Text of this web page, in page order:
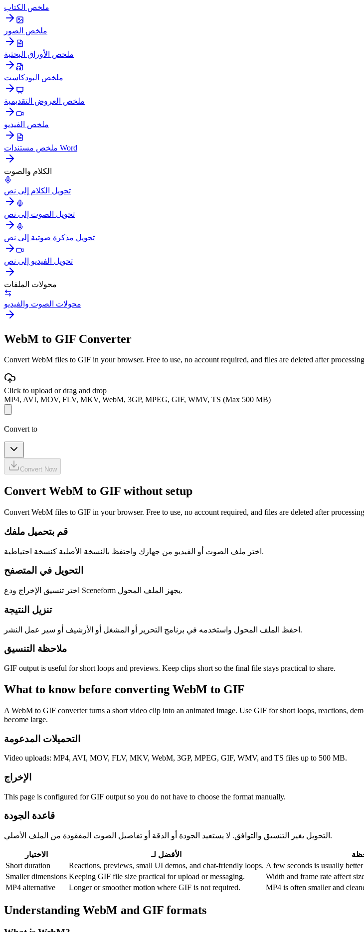
ملخص الكتاب
ملخص الصور
ملخص الأوراق البحثية
ملخص البودكاست
ملخص العروض التقديمية
ملخص الفيديو
ملخص مستندات Word
الكلام والصوت
تحويل الكلام إلى نص
تحويل الصوت إلى نص
تحويل مذكرة صوتية إلى نص
تحويل الفيديو إلى نص
محولات الملفات
محولات الصوت والفيديو
WebM to GIF Converter
Convert WebM files to GIF in your browser. Free to use, no account required, and files are deleted after
Click to upload or drag and drop
MP4, AVI, MOV, FLV, MKV, WebM, 3GP, MPEG, GIF, WMV, TS (Max 500 MB)
Convert to
Convert Now
Convert WebM to GIF without setup
Convert WebM files to GIF in your browser. Free to use, no account required, and files are deleted after
قم بتحميل ملفك
اختر ملف الصوت أو الفيديو من جهازك واحتفظ بالنسخة الأصلية كنسخة احتياطية.
التحويل في المتصفح
اختر تنسيق الإخراج ودع Sceneform يجهز الملف المحول.
تنزيل النتيجة
احفظ الملف المحول واستخدمه في برنامج التحرير أو المشغل أو الأرشيف أو سير عمل النشر.
ملاحظة التنسيق
GIF output is useful for short loops and previews. Keep clips short so the final file stays practical to share.
What to know before converting WebM to GIF
A WebM to GIF converter turns a short video clip into an animated image. Use GIF for short loops, reactions,
become large.
التحميلات المدعومة
Video uploads: MP4, AVI, MOV, FLV, MKV, WebM, 3GP, MPEG, GIF, WMV, and TS files up to 500 MB.
الإخراج
This page is configured for GIF output so you do not have to choose the format manually.
قاعدة الجودة
التحويل يغير التنسيق والتوافق. لا يستعيد الجودة أو الدقة أو تفاصيل الصوت المفقودة من الملف الأصلي.
الاختيار الأفضل لـ
Short duration
Reactions, previews, small UI demos, and chat-friendly loops. A few seconds is usually
Smaller dimensions Keeping GIF file size practical for upload or messaging.
Width and frame rate affect
MP4 alternative
Longer or smoother motion where GIF is not required. MP4 is often smaller and
Understanding WebM and GIF formats